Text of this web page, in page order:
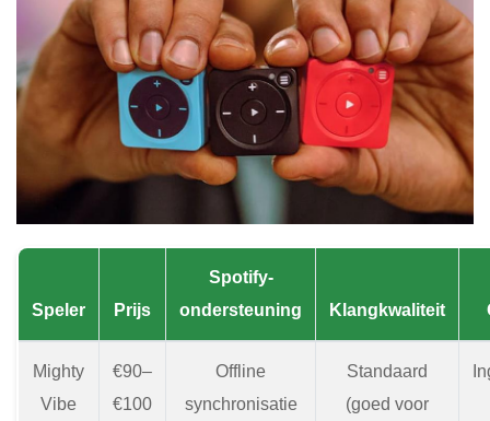
Speler Prijs
Spotify-
ondersteuning
Klangkwaliteit
Mighty
Vibe
€90–
€100
Offline
synchronisatie
Standaard
(goed voor